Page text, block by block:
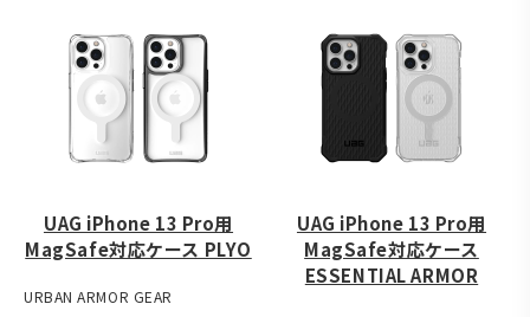
UAG iPhone 13 Pro用
MagSafe対応ケース PLYO
URBAN ARMOR GEAR
UAG iPhone 13 Pro用
MagSafe対応ケース
ESSENTIAL ARMOR